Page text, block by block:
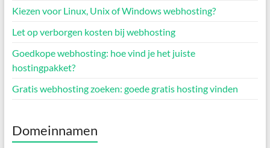
Kiezen voor Linux, Unix of Windows webhosting?
Let op verborgen kosten bij webhosting
Goedkope webhosting: hoe vind je het juiste
hostingpakket?
Gratis webhosting zoeken: goede gratis hosting vinden
Domeinnamen